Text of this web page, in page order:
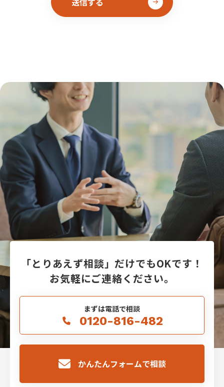
「とりあえず相談」だけでもOKです！
お気軽にご連絡ください。
まずは電話で相談
0120-816-482
かんたんフォームで相談